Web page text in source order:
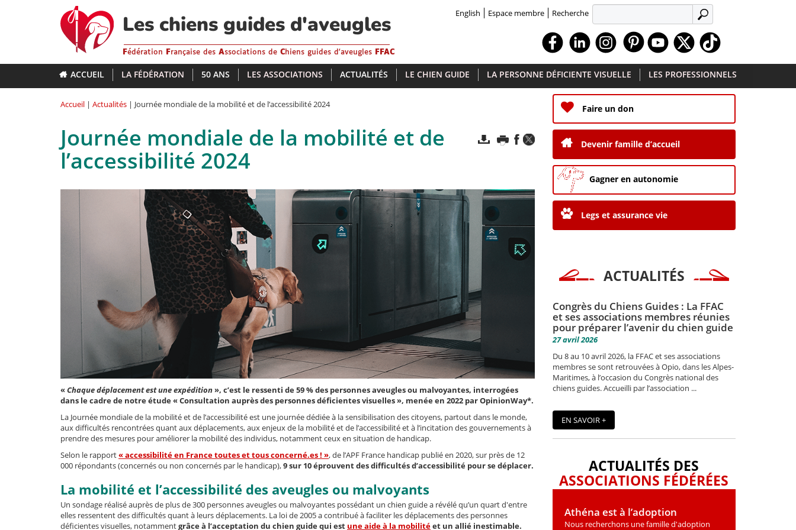
Les chiens guides d'aveugles
Fédération Française des Associations de Chiens guides d'aveugles FFAC
English Espace membre Recherche APPLIQUER
FacebookLinkedin Instagram Youtube
ACCUEIL LA FÉDÉRATION 50 ANS LES ASSOCIATIONS ACTUALITÉS LE CHIEN GUIDE LA PERSONNE DÉFICIENTE VISUELLE LES PROFESSIONNELS
Accueil | Actualités | Journée mondiale de la mobilité et de l’accessibilité 2024
Journée mondiale de la mobilité et de
l’accessibilité 2024
«Chaque déplacement est une expédition», c’est le ressenti de 59 % des personnes aveugles ou malvoyantes, interrogées
dans le cadre de notre étude « Consultation auprès des personnes déficientes visuelles », menée en 2022 par OpinionWay*.
La Journée mondiale de la mobilité et de l’accessibilité est une journée dédiée à la sensibilisation des citoyens, partout dans le monde,
aux difficultés rencontrées quant aux déplacements, aux enjeux de la mobilité et de l’accessibilité et à l’incitation des gouvernements à
prendre des mesures pour améliorer la mobilité des individus, notamment ceux en situation de handicap.
Selon le rapport« accessibilité en France toutes et tous concerné.es ! »,de l’APF France handicap publié en 2020, sur près de 12
000 répondants (concernés ou non concernés par le handicap),9 sur 10 éprouvent des difficultés d’accessibilité pour se déplacer.
La mobilité et l’accessibilité des aveugles ou malvoyants
Un sondage réalisé auprès de plus de 300 personnes aveugles ou malvoyantes possédant un chien guide a révélé qu’un quart d'entre
elles ressentent des difficultés quant à leurs déplacements. La loi de 2005 a contribué à faciliter les déplacements des personnes
déficientes visuelles, notammentgrâce à l’acceptation du chien guide qui est une aide à la mobilitéet un allié inestimable.
Faire un don
Devenir famille d’accueil
Gagner en autonomie
Legs et assurance vie
ACTUALITÉS
Congrès du Chiens Guides : La FFAC
et ses associations membres réunies
pour préparer l’avenir du chien guide
27 avril 2026
Du 8 au 10 avril 2026, la FFAC et ses associations
membres se sont retrouvées à Opio, dans les Alpes-
Maritimes, à l’occasion du Congrès national des
chiens guides. Accueilli par l’association ...
EN SAVOIR +
ACTUALITÉS DES
ASSOCIATIONS FÉDÉRÉES
Athéna est à l’adoption
Nous recherchons une famille d'adoption